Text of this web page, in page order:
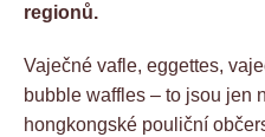
regionů.
Vaječné vafle, eggettes,
bubble waffles – to jsou jen
hongkongské pouliční